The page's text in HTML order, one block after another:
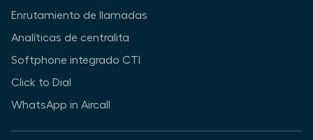
Enrutamiento de llamadas
Analíticas de centralita
Softphone integrado CTI
Click to Dial
WhatsApp in Aircall